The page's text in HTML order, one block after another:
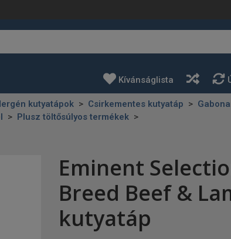
Kívánságlista
kutyatápok Csirkementes kutyatáp
Plusz töltősúlyos termékek
Eminent
Breed Beef &
kutyatáp